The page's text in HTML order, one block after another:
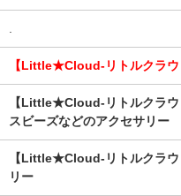
.
【Little★Cloud-リトルクラウ
【Little★Cloud-リトルクラ
スビーズなどのアクセサリー
【Little★Cloud-リトルクラ
リー